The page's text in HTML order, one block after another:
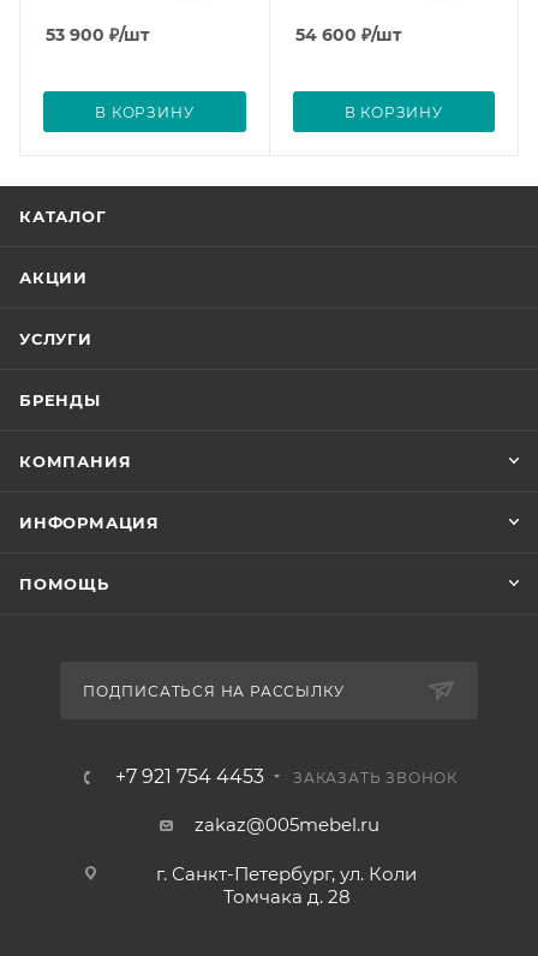
53 900 ₽/шт
В КОРЗИНУ
54 600 ₽/шт
В КОРЗИНУ
КАТАЛОГ
АКЦИИ
УСЛУГИ
БРЕНДЫ
КОМПАНИЯ
ИНФОРМАЦИЯ
ПОМОЩЬ
ПОДПИСАТЬСЯ НА РАССЫЛКУ
+7 921 754 4453 ЗАКАЗАТЬ ЗВОНОК
zakaz@005mebel.ru
г. Санкт-Петербург, ул. Коли
Томчака д. 28